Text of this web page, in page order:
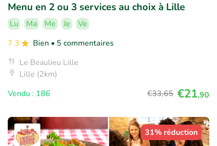
Menu en 2 ou 3 services au choix à Lille
Lu Ma Me Je
Ve
7.3
Bien • 5 commentaires
Le Beaulieu Lille
Lille (2km)
Vendu : 186
€33,65 €21,90
31% réduction